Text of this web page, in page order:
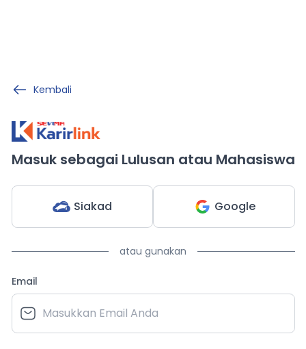
Kembali
Masuk sebagai Lulusan atau Mahasiswa
Siakad Google
atau gunakan
Email